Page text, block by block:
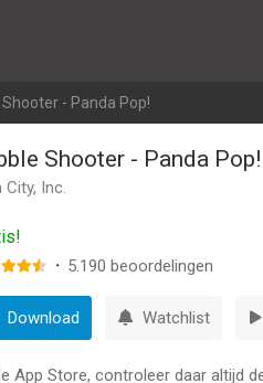
Shooter - Panda Pop!
Shooter - Panda Pop!
City, Inc.
· 5.190 beoordelingen
Download Watchlist
App Store, controleer daar altijd